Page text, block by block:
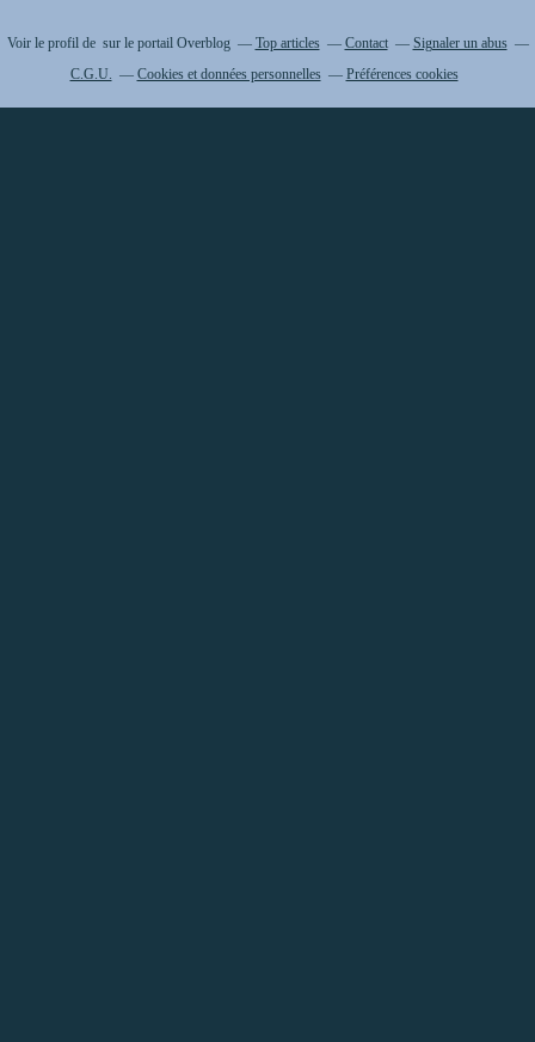
Voir le profil de sur le portail Overblog Top articles Contact
Signaler un abus
C.G.U.
Cookies et données personnelles Préférences cookies